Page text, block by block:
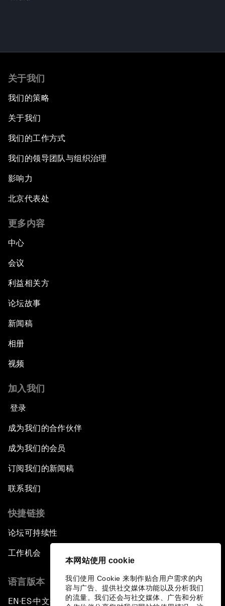
本网站使用 cookie
我们使用 Cookie 来制作贴合用户需求的内
容与广告、提供社交媒体功能以及分析我们
的流量。我们还会与社交媒体、广告和分析
关于我们
我们的策略
关于我们
我们的工作方式
我们的领导团队与组织治理
影响力
北京代表处
更多内容
中心
会议
利益相关方
论坛故事
新闻稿
相册
视频
加入我们
登录
成为我们的合作伙伴
成为我们的会员
订阅我们的新闻稿
联系我们
快捷链接
论坛可持续性
工作机会
语言版本
EN ▪ES▪中文▪ 日本語